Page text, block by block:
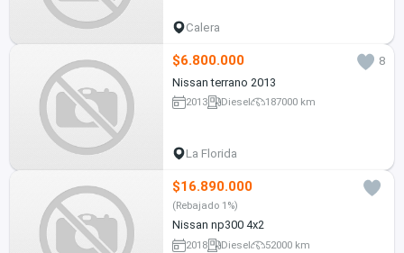
Calera
$6.800.000
8
Nissan terrano 2013
2013 Diesel 187000 km
La Florida
$16.890.000
(Rebajado 1%)
Nissan np300 4x2
2018 Diesel 52000 km